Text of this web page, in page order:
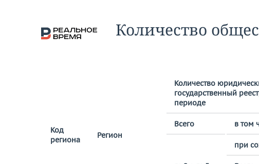
Количество
Код
региона
Регион
Количество
государственный
периоде
Всего в том
при